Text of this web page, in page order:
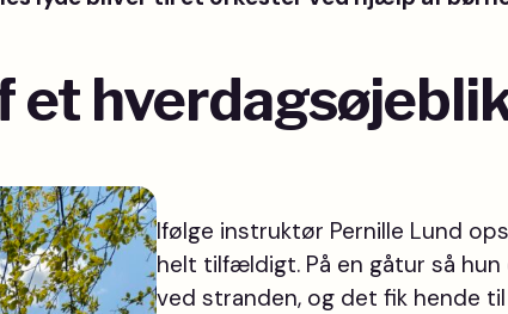
et
Ifølge instruktør Pernille Lund
helt tilfældigt. På en gåtur så hun
ved stranden, og det fik hende